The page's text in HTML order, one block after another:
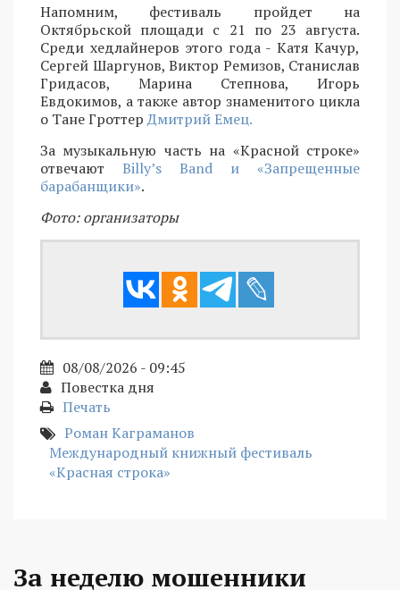
Напомним, фестиваль пройдет на
Октябрьской площади с 21 по 23 августа.
Среди хедлайнеров этого года - Катя Качур,
Сергей Шаргунов, Виктор Ремизов, Станислав
Гридасов, Марина Степнова, Игорь
Евдокимов, а также автор знаменитого цикла
о Тане ГроттерДмитрий Емец.
За музыкальную часть на «Красной строке»
отвечают Billy’s Band и «Запрещенные
барабанщики».
Фото: организаторы
08/08/2026 - 09:45
Повестка дня
Печать
Роман Каграманов
Международный книжный фестиваль
«Красная строка»
За неделю мошенники